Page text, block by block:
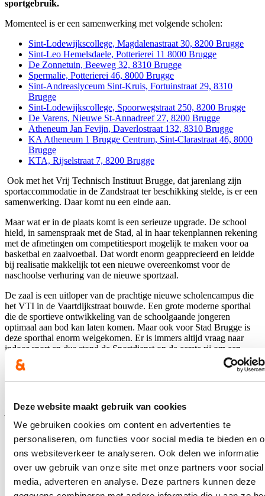
Deze website maakt gebruik van cookies
We gebruiken cookies om content en advertenties te
personaliseren, om functies voor social media te bieden en
ons websiteverkeer te analyseren. Ook delen we informatie
over uw gebruik van onze site met onze partners voor social
media, adverteren en analyse. Deze partners kunnen deze
sportgebruik.
Momenteel is er een samenwerking met volgende scholen:
Sint-Lodewijkscollege, Magdalenastraat 30, 8200 Brugge
Sint-Leo Hemelsdaele, Potterierei 11 8000 Brugge
De Zonnetuin, Beeweg 32, 8310 Brugge
Spermalie, Potterierei 46, 8000 Brugge
Sint-Andreaslyceum Sint-Kruis, Fortuinstraat 29, 8310
Brugge
Sint-Lodewijkscollege, Spoorwegstraat 250, 8200 Brugge
De Varens, Nieuwe St-Annadreef 27, 8200 Brugge
Atheneum Jan Fevijn, Daverlostraat 132, 8310 Brugge
KA Atheneum 1 Brugge Centrum, Sint-Clarastraat 46, 8000
Brugge
KTA, Rijselstraat 7, 8200 Brugge
Ook met het Vrij Technisch Instituut Brugge, dat jarenlang zijn
sportaccommodatie in de Zandstraat ter beschikking stelde, is er een
samenwerking. Daar komt nu een einde aan.
Maar wat er in de plaats komt is een serieuze upgrade. De school
hield, in samenspraak met de Stad, al in haar tekenplannen rekening
met de afmetingen om competitiesport mogelijk te maken voor oa
basketbal en zaalvoetbal. Dat wordt enorm geapprecieerd en leidde
bij realisatie makkelijk tot een nieuwe overeenkomst voor de
naschoolse verhuring van de nieuwe sportzaal.
De zaal is een uitloper van de prachtige nieuwe scholencampus die
het VTI in de Vaartdijkstraat bouwde. Een grote moderne sporthal
die de sportieve ontwikkeling van de schoolgaande jongeren
optimaal aan bod kan laten komen. Maar ook voor Stad Brugge is
deze sporthal enorm welgekomen. Er is immers altijd vraag naar
indoor sport en dus stond de Sportdienst op de eerste rij om een
nieuwe overeenkomst af te sluiten voor naschools sportgebruik.
Vervolgens werd onder de Brugse verenigingen op zoek gegaan
naar vaste gebruikers.
jaarwisseling haar intrek nam in de sportzaal aan Ten Briele. Een
leuk extraatje zowel letterlijk als figuurlijk is dat zonder vaste
uitbating de verenigingen zelf instaan voor het gebruik van de
cafetaria, wat de clubkas dan weer kan spijzen.
We zijn ervan overtuigd dat nog meer clubs en gebruikers het
voorbeeld van de Blue Stars zullen volgen en dat ook zij lyrisch
zullen zijn over de nieuwe sportzaal. Dat is ook logisch als je weet